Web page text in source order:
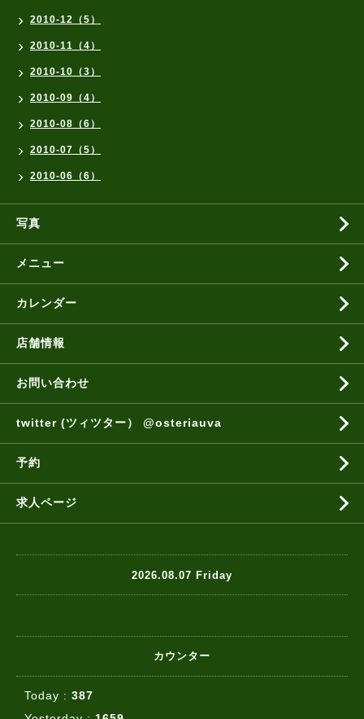
2010-12（5）
2010-11（4）
2010-10（3）
2010-09（4）
2010-08（6）
2010-07（5）
2010-06（6）
写真
メニュー
カレンダー
店舗情報
お問い合わせ
twitter (ツィツター） @osteriauva
予約
求人ページ
2026.08.07 Friday
カウンター
Today : 387